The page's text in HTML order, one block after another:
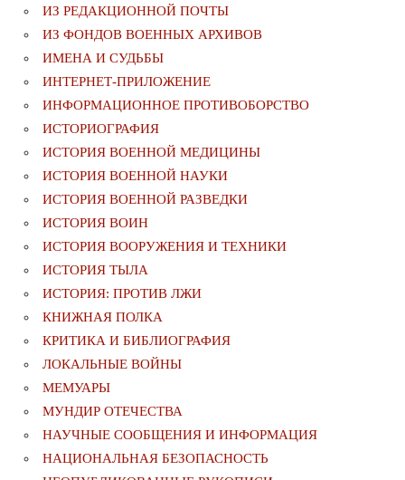
ИЗ РЕДАКЦИОННОЙ ПОЧТЫ
ИЗ ФОНДОВ ВОЕННЫХ АРХИВОВ
ИМЕНА И СУДЬБЫ
ИНТЕРНЕТ-ПРИЛОЖЕНИЕ
ИНФОРМАЦИОННОЕ ПРОТИВОБОРСТВО
ИСТОРИОГРАФИЯ
ИСТОРИЯ ВОЕННОЙ МЕДИЦИНЫ
ИСТОРИЯ ВОЕННОЙ НАУКИ
ИСТОРИЯ ВОЕННОЙ РАЗВЕДКИ
ИСТОРИЯ ВОИН
ИСТОРИЯ ВООРУЖЕНИЯ И ТЕХНИКИ
ИСТОРИЯ ТЫЛА
ИСТОРИЯ: ПРОТИВ ЛЖИ
КНИЖНАЯ ПОЛКА
КРИТИКА И БИБЛИОГРАФИЯ
ЛОКАЛЬНЫЕ ВОЙНЫ
МЕМУАРЫ
МУНДИР ОТЕЧЕСТВА
НАУЧНЫЕ СООБЩЕНИЯ И ИНФОРМАЦИЯ
НАЦИОНАЛЬНАЯ БЕЗОПАСНОСТЬ